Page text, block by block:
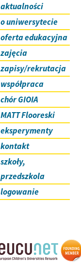
aktualności
o uniwersytecie
oferta edukacyjna
zajęcia
zapisy/rekrutacja
współpraca
chór GIOIA
MATT Flooreski
eksperymenty
kontakt
szkoły,
przedszkola
logowanie